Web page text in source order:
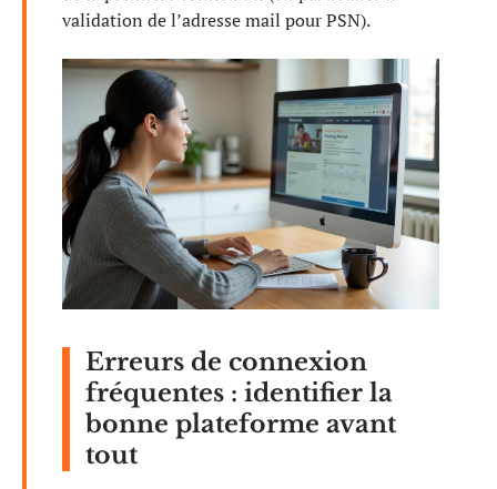
validation de l’adresse mail pour PSN).
Erreurs de connexion
fréquentes : identifier la
bonne plateforme avant
tout